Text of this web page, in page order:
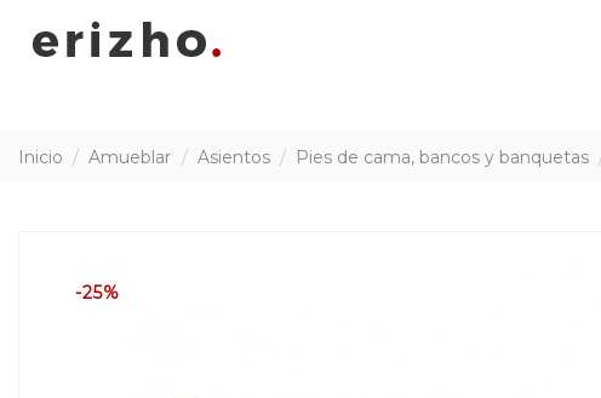
Inicio Amueblar Asientos Pies de cama, bancos y banquetas
-25%